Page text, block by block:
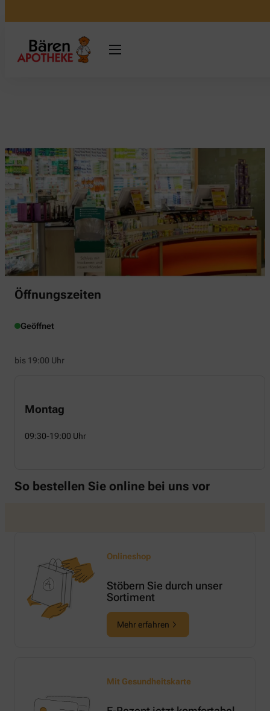
Öffnungszeiten
Geöffnet
bis 19:00 Uhr
Montag
09:30-19:00 Uhr
So bestellen Sie online bei uns vor
Onlineshop
Stöbern Sie durch unser
Sortiment
Mehr erfahren
Mit Gesundheitskarte